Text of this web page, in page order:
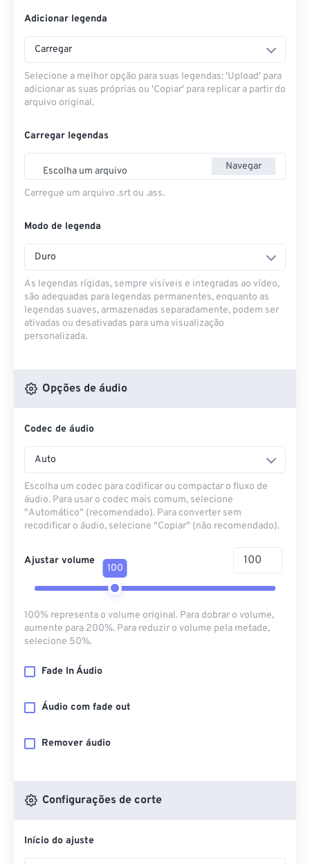
Adicionar legenda
Carregar
Selecione a melhor opção para suas legendas: 'Upload' para
adicionar as suas próprias ou 'Copiar' para replicar a partir do
arquivo original.
Carregar legendas
Escolha um arquivo Navegar
Carregue um arquivo .srt ou .ass.
Modo de legenda
Duro
As legendas rígidas, sempre visíveis e integradas ao vídeo,
são adequadas para legendas permanentes, enquanto as
legendas suaves, armazenadas separadamente, podem ser
ativadas ou desativadas para uma visualização
personalizada.
Opções de áudio
Codec de áudio
Auto
Escolha um codec para codificar ou compactar o fluxo de
áudio. Para usar o codec mais comum, selecione
"Automático" (recomendado). Para converter sem
recodificar o áudio, selecione "Copiar" (não recomendado).
Ajustar volume
100
100% representa o volume original. Para dobrar o volume,
aumente para 200%. Para reduzir o volume pela metade,
selecione 50%.
Fade In Áudio
Áudio com fade out
Remover áudio
Configurações de corte
Início do ajuste